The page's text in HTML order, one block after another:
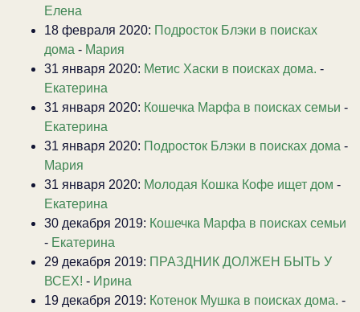
Елена
18 февраля 2020: Подросток Блэки в поисках
дома - Мария
31 января 2020: Метис Хаски в поисках дома. -
Екатерина
31 января 2020: Кошечка Марфа в поисках семьи -
Екатерина
31 января 2020: Подросток Блэки в поисках дома -
Мария
31 января 2020: Молодая Кошка Кофе ищет дом -
Екатерина
30 декабря 2019: Кошечка Марфа в поисках семьи
- Екатерина
29 декабря 2019: ПРАЗДНИК ДОЛЖЕН БЫТЬ У
ВСЕХ! - Ирина
19 декабря 2019: Котенок Мушка в поисках дома. -